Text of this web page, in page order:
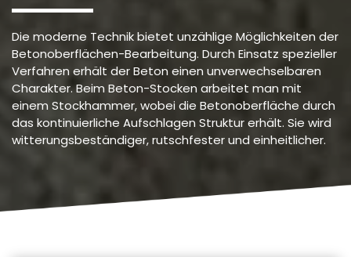
Die moderne Technik bietet unzählige Möglichkeiten der
Betonoberflächen-Bearbeitung. Durch Einsatz spezieller
Verfahren erhält der Beton einen unverwechselbaren
Charakter. Beim Beton-Stocken arbeitet man mit
einem Stockhammer, wobei die Betonoberfläche durch
das kontinuierliche Aufschlagen Struktur erhält. Sie wird
witterungsbeständiger, rutschfester und einheitlicher.